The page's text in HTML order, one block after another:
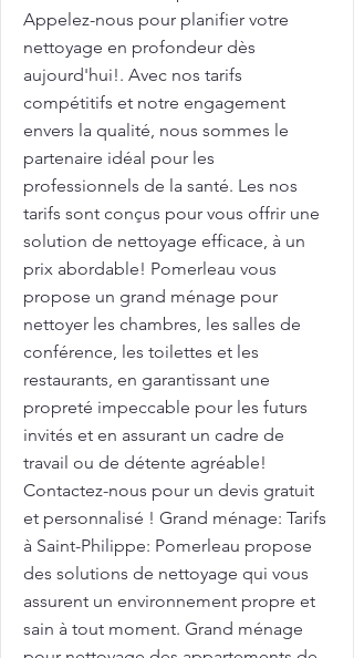
Appelez-nous pour planifier votre
nettoyage en profondeur dès
aujourd'hui!. Avec nos tarifs
compétitifs et notre engagement
envers la qualité, nous sommes le
partenaire idéal pour les
professionnels de la santé. Les nos
tarifs sont conçus pour vous offrir une
solution de nettoyage efficace, à un
prix abordable! Pomerleau vous
propose un grand ménage pour
nettoyer les chambres, les salles de
conférence, les toilettes et les
restaurants, en garantissant une
propreté impeccable pour les futurs
invités et en assurant un cadre de
travail ou de détente agréable!
Contactez-nous pour un devis gratuit
et personnalisé ! Grand ménage: Tarifs
à Saint-Philippe: Pomerleau propose
des solutions de nettoyage qui vous
assurent un environnement propre et
sain à tout moment. Grand ménage